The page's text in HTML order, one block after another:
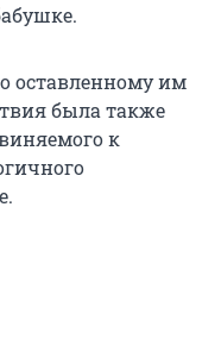
оставленному им
была также
к